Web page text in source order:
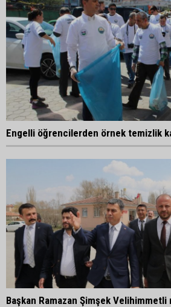
Engelli öğrencilerden örnek temizlik
Başkan Ramazan Şimşek